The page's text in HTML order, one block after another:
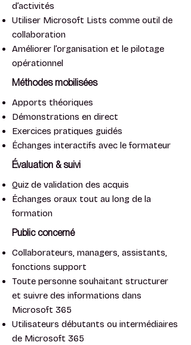
d’activités
Utiliser Microsoft Lists comme outil de
collaboration
⁠Améliorer l’organisation et le pilotage
opérationnel
Méthodes mobilisées
Apports théoriques
Démonstrations en direct
Exercices pratiques guidés
Échanges interactifs avec le formateur
Évaluation & suivi
⁠Quiz de validation des acquis
Échanges oraux tout au long de la
formation
Public concerné
⁠Collaborateurs, managers, assistants,
fonctions support
Toute personne souhaitant structurer
et suivre des informations dans
Microsoft 365
Utilisateurs débutants ou intermédiaires
de Microsoft 365